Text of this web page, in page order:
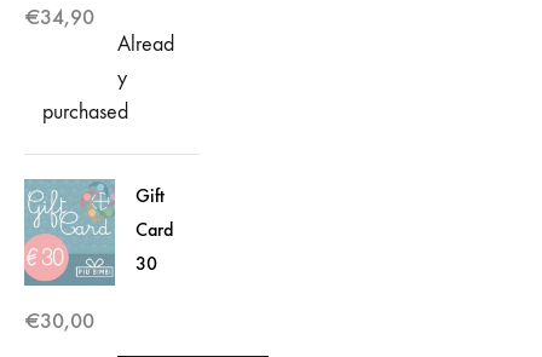
€34,90
Alread
y
purchased
Gift
Card
30
€30,00